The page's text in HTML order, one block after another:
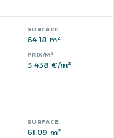
64.18 m²
3 438 €/m²
61.09 m²